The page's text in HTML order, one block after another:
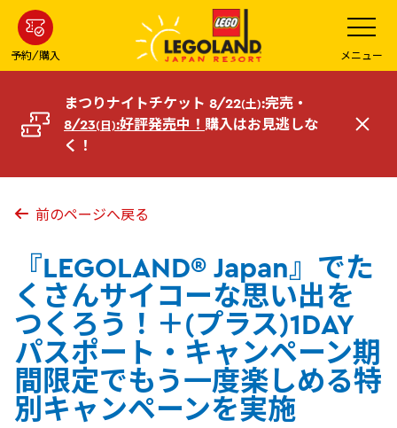
ン
コ
へ
予約/購入
メ
ニ
ュ
ー
を
開
メニュー
まつりナイトチケット 8/22(土):完売・
8/23(日):好評発売中！ 購入はお見逃しな
く！
閉
前のページへ戻る
『LEGOLAND® Japan』でた
くさんサイコーな思い出を
つくろう！＋(プラス)1DAY
パスポート・キャンペーン期
間限定でもう一度楽しめる特
別キャンペーンを実施